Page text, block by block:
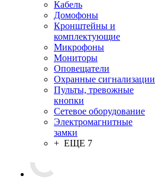
Кабель
Домофоны
Кронштейны и
комплектующие
Микрофоны
Мониторы
Оповещатели
Охранные сигнализации
Пульты, тревожные
кнопки
Сетевое оборудование
Электромагнитные
замки
+ ЕЩЕ 7